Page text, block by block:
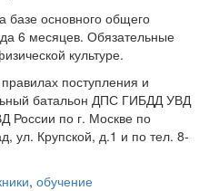
базе основного общего
6 месяцев. Обязательные
культуре.
поступления и
батальон ДПС ГИБДД УВД
России по г. Москве по
ул. Крупской, д.1 и по тел. 8-
, обучение